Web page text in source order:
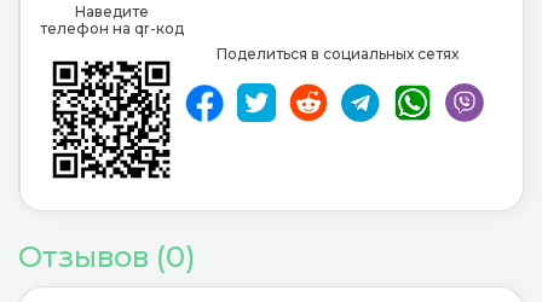
Наведите
телефон на qr-код
Поделиться в социальных сетях
Отзывов (0)